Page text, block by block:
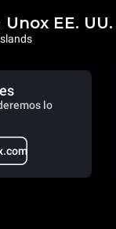
EE. UU.
lo